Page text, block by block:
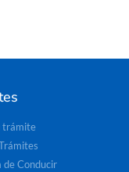
trámite
de Conducir